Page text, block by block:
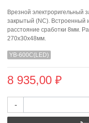
Врезной электроригельный
закрытый (NC). Встроенный
расстояние сработки 8мм.
270x30x48мм.
YB-600C(LED)
8 935,00 ₽
-